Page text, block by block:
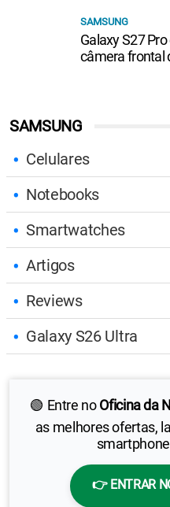
SAMSUNG
Celulares
Notebooks
Smartwatches
Artigos
Reviews
Galaxy S26 Ultra
🟢 Entre noOficina da
as melhores ofertas,
👉 ENTRAR
SAMSUNG
Galaxy S27
câmera frontal